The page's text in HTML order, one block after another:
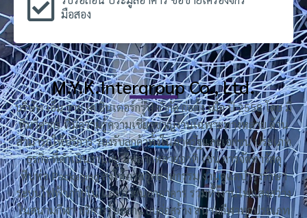
มือสอง
M.Y.K.Intergroup Co., Ltd.
บริษัท เอ็ม วาย เค อินเตอร์กรุ๊ป จำกัด ก่อตั้ง เมื่อ ปี 2558 โดย มี
ทีมวิศวกร ที่มีความรู้ความเชี่ยวชาญงานเฉพาะทางหลาย ด้าน
สามารถให้บริการ รองรับลูกค้าทั้งในภาครัฐและเอกชน ประเภท
ธุรกิจ ที่ดำเนินงานอยู่ มีหลากหลายอาทิ เช่น การจัดหาวัสดุ
หีบห่อ Packaging ส่งให้ภาคอุตสาหกรรม งานดูแลบำรุงรักษา
ระบบไฟฟ้าภายใน และภายนอกอาคาร รวมทั้งงานไฟแสงสว่าง
ในสนามกีฬา บริการรับออกแบบก่อสร้าง สนามกีฬาทุกประเภท